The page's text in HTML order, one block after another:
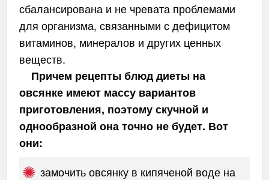
сбалансирована и не чревата проблемами
для организма, связанными с дефицитом
витаминов, минералов и других ценных
веществ.
Причем рецепты блюд диеты на
овсянке имеют массу вариантов
приготовления, поэтому скучной и
однообразной она точно не будет. Вот
они:
замочить овсянку в кипяченой воде на